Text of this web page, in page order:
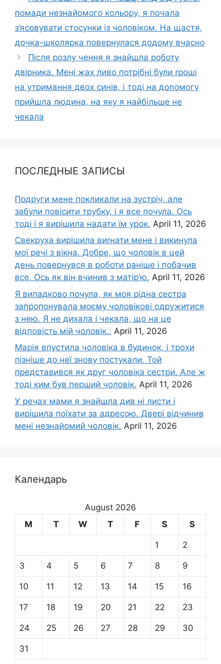
помади незнайомого кольору, я почала
з’ясовувати стосунки із чоловіком. На щастя,
дочка-школярка повернулася додому вчасно
Після розлу чення я знайшла роботу
двірника. Мені жах ливо потрібні були rроші
на утримання двох синів, і тоді на доnомогу
прийшла людина, на яку я найбільше не
чекала
ПОСЛЕДНЫЕ ЗАПИСЫ
Подруги мене покликали на зустріч, але
забули повісити трубку, і я все почула. Ось
тоді і я вирішила надати їм урок. April 11, 2026
Свекруха вирішила виrнати мене і викинула
мої речі з вікна. Добре, що чоловік в цей
день повернувся в роботи раніше і побачив
все. Ось як він вчинив з матір’ю. April 11, 2026
Я випадково почула, як моя рідна сестра
запропонувала моєму чоловікові одружитися
з нею. Я не дихала і чекала, що на це
відповість мій чоловік.. April 11, 2026
Марія впустила чоловіка в будинок, і трохи
пізніше до неї знову постукали. Той
представився як друг чоловіка сестри. Але ж
тоді ким був перший чоловік. April 11, 2026
У речах мами я знайшла див ні листи і
вирішила поїхати за адресою. Двері відчинив
мені незнайомий чоловік. April 11, 2026
Календарь
August 2026
M
T W T F S S
1 2
3 4 5 6 7 8 9
10 11 12 13 14 15 16
17 18 19 20 21 22 23
24 25 26 27 28 29 30
31